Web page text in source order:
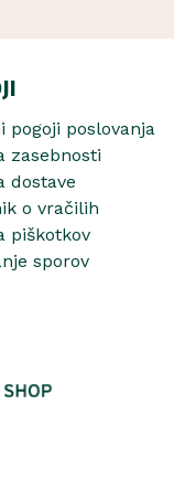
pogoji poslovanja
zasebnosti
dostave
o vračilih
piškotkov
sporov